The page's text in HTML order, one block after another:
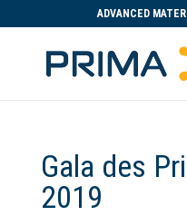
ADVANCED
Gala des
2019